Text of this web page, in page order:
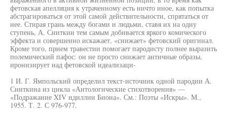
фетовская апелляция к утраченному есть ничто иное, как попытка
абстрагироваться от этой самой действительности, спрятаться от
нее. Стирая грань между богами и людьми, ставя их на одну
ступень, А. Сниткин тем самым добивается яркого комического
эффекта и совершенно искажает, «снижает» фетовский оригинал.
Кроме того, прием травестии помогает пародисту полнее выразить
полемический пафос: он не просто снижает античные образы,
иронизирует над фетовской идеализаци-
1 И. Г. Ямпольский определил текст-источник одной пародии А.
Сниткина из цикла «Антологические стихотворения» —
«Подражание XIV идиллии Биона». См.: Поэты «Искры». М.,
1955. Т. 2. С 976-977.